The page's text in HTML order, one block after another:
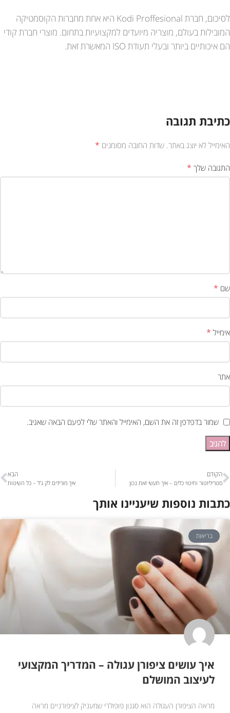
לסיכום, חברת Kodi Proffesional היא אחת מחברות הקוסמטיקה
המובילות בעולם, מוצריה מיועדים למקצועיות בתחום. מוצרי חברת קודי
הם איכותיים ביותר ובעלי תעודת ISO המאשרת זאת.
כתיבת תגובה
האימייל לא יוצג באתר. שדות החובה מסומנים *
התגובה שלך *
שם *
אימייל *
אתר
שמור בדפדפן זה את השם, האימייל והאתר שלי לפעם הבאה שאגיב.
הקודם
סטריליזטור וחיטוי כלים – איך תעשי זאת נכון
הבא
איך מורידים לק ג’ל – כל השיטות
כתבות נוספות שיעניינו אותך
בריאות
איך עושים ציפורן עגולה – המדריך המקצועי
לעיצוב המושלם
מראה הציפורן העגולה הוא סגנון פופולרי שמעניק לציפורניים מראה